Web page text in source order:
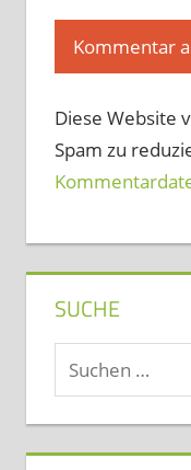
Diese Website
Spam zu
SUCHE
Suchen
nach: